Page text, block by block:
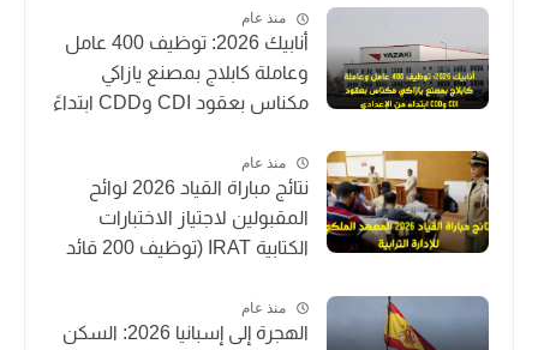
منذ عام
أنابيك 2026: توظيف 400 عامل
وعاملة كابلاج بمصنع يازاكي
مكناس بعقود CDI وCDD ابتداءً
منذ عام
نتائج مباراة القياد 2026 لوائح
المقبولين لاجتياز الاختبارات
الكتابية IRAT (توظيف 200 قائد
منذ عام
الهجرة إلى إسبانيا 2026: السكن